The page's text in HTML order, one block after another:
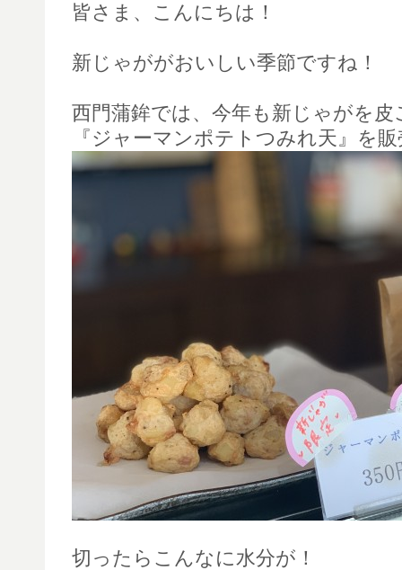
皆さま、こんにちは！
新じゃががおいしい季節ですね！
西門蒲鉾では、今年も新じゃがを皮
『ジャーマンポテトつみれ天』を
切ったらこんなに水分が！